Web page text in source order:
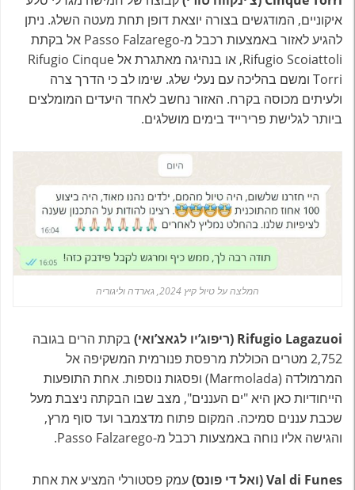
איקוניים, המודגשים בצורה יוצאת דופן תחת מעטה השלג. ניתן
להגיע לאזור באמצעות רכבל מ-Passo Falzarego אל בקתת
Rifugio Scoiattoli, או בנהיגה מאתגרת אל Rifugio Cinque
Torri ומשם בהליכה עם נעלי שלג. שימו לב כי הדרך צרה
ולעיתים מכוסה בקרח. האזור נחשב לאחד היעדים המומלצים
ביותר לגלישת פרירייד בימים מושלגים.
המלצה על טיול קיץ 2024, גארדה וליגוריה
Rifugio Lagazuoi (ריפוג’יו לגאצ’ואי)
בקתת הרים בגובה
2,752 מטרים הכוללת מרפסת פנורמית המשקיפה אל
המרמולדה (Marmolada) ופסגות נוספות. אחת התופעות
הייחודיות כאן היא "ים העננים", מצב שבו הבקתה ניצבת מעל
שכבת עננים סמיכה. המקום פתוח מדצמבר ועד סוף מרץ,
והגישה אליו נוחה באמצעות רכבל מ-Passo Falzarego.
Val di Funes (ואל די פונס)
עמק פסטורלי המציע את אחת